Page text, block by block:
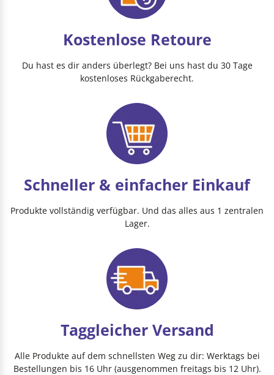
Kostenlose Retoure
Du hast es dir anders überlegt? Bei uns hast du 30 Tage
kostenloses Rückgaberecht.
Schneller & einfacher Einkauf
Produkte vollständig verfügbar. Und das alles aus 1 zentralen
Lager.
Taggleicher Versand
Alle Produkte auf dem schnellsten Weg zu dir: Werktags bei
Bestellungen bis 16 Uhr (ausgenommen freitags bis 12 Uhr).